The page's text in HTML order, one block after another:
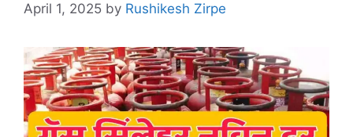
April 1, 2025 by Rushikesh Zirpe